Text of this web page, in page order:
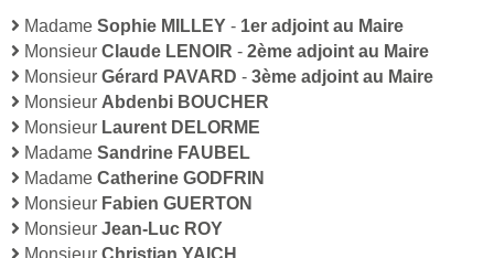
Madame Sophie MILLEY - 1er adjoint au Maire
Monsieur Claude LENOIR - 2ème adjoint au Maire
Monsieur Gérard PAVARD - 3ème adjoint au Maire
Monsieur Abdenbi BOUCHER
Monsieur Laurent DELORME
Madame Sandrine FAUBEL
Madame Catherine GODFRIN
Monsieur Fabien GUERTON
Monsieur Jean-Luc ROY
Monsieur Christian YAICH